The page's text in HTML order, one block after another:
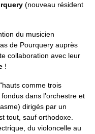
(nouveau résident
du musicien
de Pourquery auprès
collaboration avec leur
!
comme trois
dans l’orchestre et
dirigés par un
tout, sauf orthodoxe.
du violoncelle au